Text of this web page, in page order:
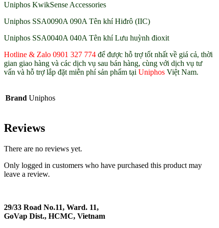
Uniphos KwikSense Accessories
Uniphos SSA0090A 090A Tên khí Hiđrô (IIC)
Uniphos SSA0040A 040A Tên khí Lưu huỳnh đioxit
Hotline & Zalo 0901 327 774 để được hỗ trợ tốt nhất về giá cả, thời
gian giao hàng và các dịch vụ sau bán hàng, cùng với dịch vụ tư
vấn và hỗ trợ lắp đặt miễn phí sản phẩm tại Uniphos Việt Nam.
Brand Uniphos
Reviews
There are no reviews yet.
Only logged in customers who have purchased this product may
leave a review.
29/33 Road No.11, Ward. 11,
GoVap Dist., HCMC, Vietnam